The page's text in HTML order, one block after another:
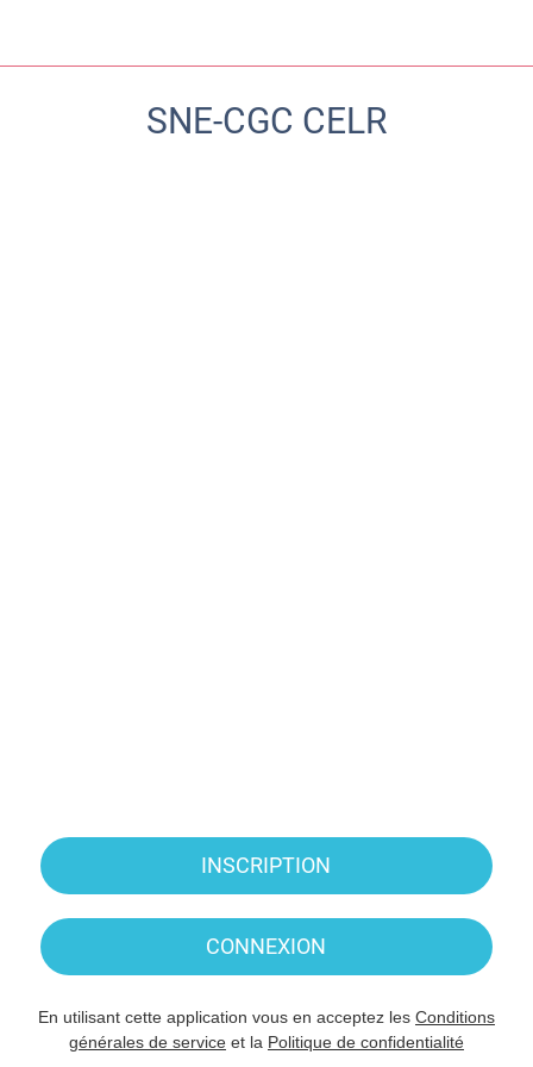
SNE-CGC CELR
INSCRIPTION
CONNEXION
En utilisant cette application vous en acceptez les Conditions
générales de service et la Politique de confidentialité